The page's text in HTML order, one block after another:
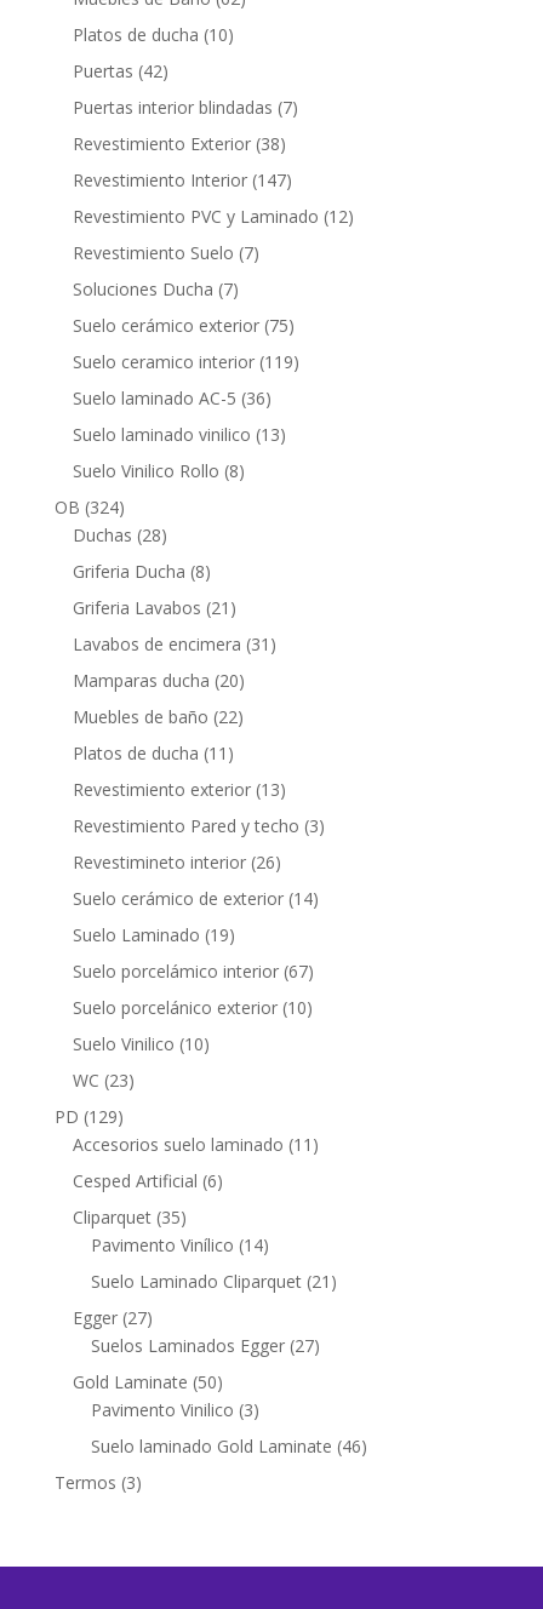
Platos de ducha 1010
Puertas 4242
productos
Puertas interior blindadas 77
Revestimiento Exterior 3838
productos
Revestimiento Interior 147147
productos
Revestimiento PVC y Laminado 1212
Revestimiento Suelo 77
Soluciones Ducha 77
productos
Suelo cerámico exterior 7575
productos
Suelo ceramico interior 119119
Suelo laminado AC-5 3636
productos
Suelo laminado vinilico 1313
Suelo Vinilico Rollo 88
OB 324324
productos
Duchas 2828
productos
Griferia Ducha 88
productos
Griferia Lavabos 21 21
productos
Lavabos de encimera 31 31
Mamparas ducha 2020
productos
Muebles de baño 2222
Platos de ducha 11 11
productos
Revestimiento exterior 1313
productos
Revestimiento Pared y techo 33
Revestimineto interior 2626
productos
Suelo cerámico de exterior 1414
Suelo Laminado 1919
productos
Suelo porcelámico interior 6767
productos
Suelo porcelánico exterior 1010
Suelo Vinilico 1010
WC 2323
PD 129129
productos
Accesorios suelo laminado 11 11
Cesped Artificial 66
Cliparquet 3535
productos
Pavimento Vinílico 1414
productos
Suelo Laminado Cliparquet 21 21
Egger 2727
productos
Suelos Laminados Egger 2727
Gold Laminate 5050
productos
Pavimento Vinilico 33
productos
Suelo laminado Gold Laminate 4646
Termos 33